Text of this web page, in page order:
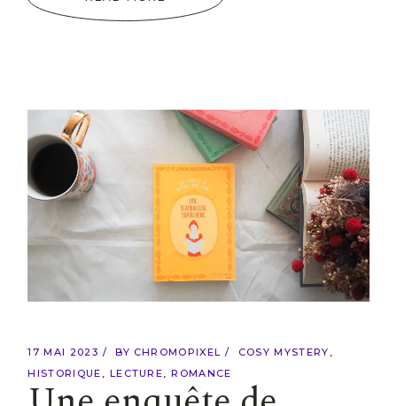
17 MAI 2023 BY CHROMOPIXEL
COSY MYSTERY
HISTORIQUE
LECTURE ROMANCE